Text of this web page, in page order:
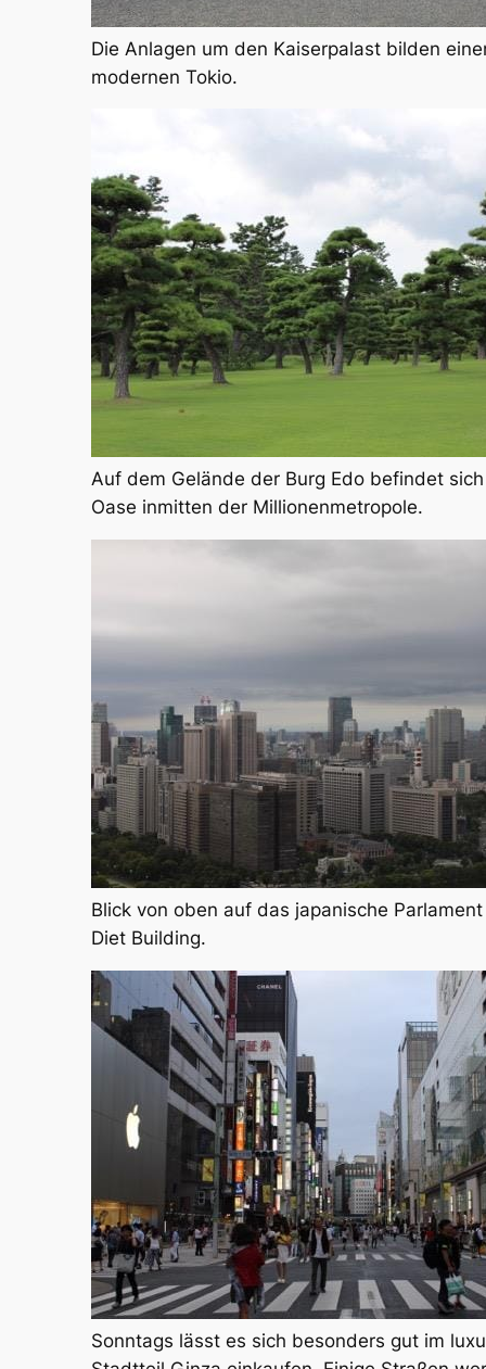
Die Anlagen um den Kaiserpalast bilden
modernen Tokio.
Auf dem Gelände der Burg Edo befindet
Oase inmitten der Millionenmetropole.
Blick von oben auf das japanische
Diet Building.
Sonntags lässt es sich besonders gut im